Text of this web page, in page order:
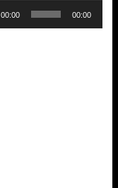
00:00 00:00